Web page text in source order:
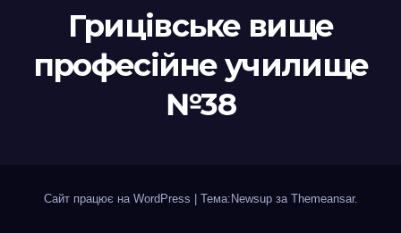
Грицівське вище
професійне училище
№38
Сайт працює на WordPress Тема:Newsup за Themeansar.